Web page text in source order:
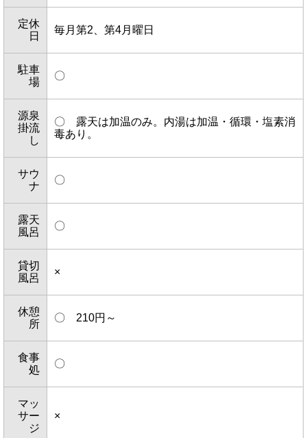
定休
日
毎月第2、第4月曜日
駐車
場
〇
源泉
掛流
し
〇 露天は加温のみ。内湯は加温・循環・塩素消
毒あり。
サウ
ナ
〇
露天
風呂
〇
貸切
風呂
×
休憩
所
〇 210円～
食事
処
〇
マッ
サー
ジ
×